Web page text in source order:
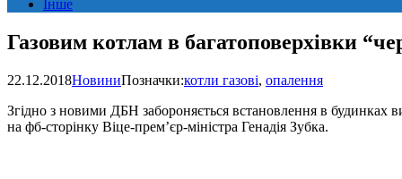
Інше
Газовим котлам в багатоповерхівки
22.12.2018НовиниПозначки:котли газові, опалення
Згідно з новими ДБН забороняється встановлення в будинках
на фб-сторінку Віце-прем’єр-міністра Генадія Зубка.